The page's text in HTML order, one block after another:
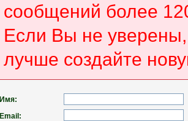
сообщений более
Если Вы не уверены,
лучше создайте
Имя:
Email: